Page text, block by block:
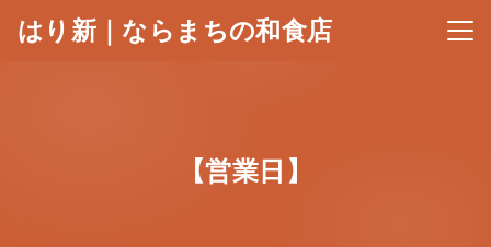
はり新｜ならまちの和食店 メニ
【営業日】